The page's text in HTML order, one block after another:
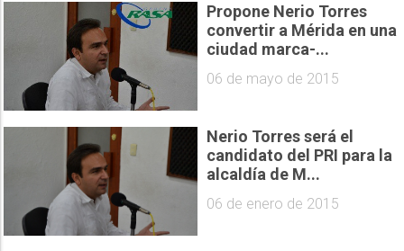
Propone Nerio Torres
convertir a Mérida en una
ciudad marca-...
06 de mayo de 2015
Nerio Torres será el
candidato del PRI para la
alcaldía de M...
06 de enero de 2015